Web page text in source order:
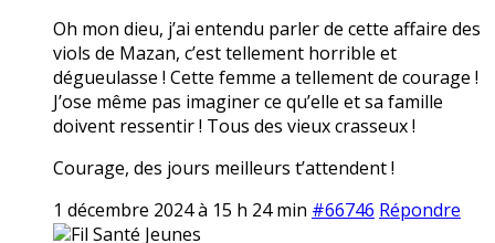
Oh mon dieu, j’ai entendu parler de cette affaire des
viols de Mazan, c’est tellement horrible et
dégueulasse ! Cette femme a tellement de courage !
J’ose même pas imaginer ce qu’elle et sa famille
doivent ressentir ! Tous des vieux crasseux !
Courage, des jours meilleurs t’attendent !
1 décembre 2024 à 15 h 24 min #66746 Répondre
Fil Santé Jeunes